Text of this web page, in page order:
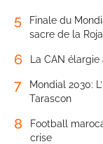
5
Finale du
sacre de la
6 La CAN
7
Mondial 2030:
Tarascon
8
Football
crise